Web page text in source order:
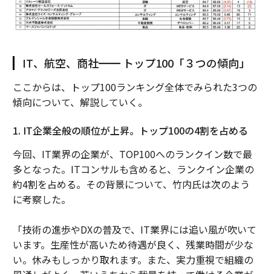
IT、航空、商社━━ トップ100「３つの傾向」
ここからは、トップ100ランキング全体でみられた3つの
傾向について、解説していく。
1. IT企業全般の順位が上昇。トップ100の4割を占める
今回、IT業界の企業が、TOP100へのランクイン数で最
多となった。ITコンサルも含めると、ランクイン企業の
約4割を占める。その背景について、竹内氏は次のよう
に考察した。
「技術の進歩やDXの普及で、IT業界には追い風が吹いて
います。生産性が高いため待遇が良く、残業時間が少な
い。休みもしっかり取れます。また、実力重視で組織の